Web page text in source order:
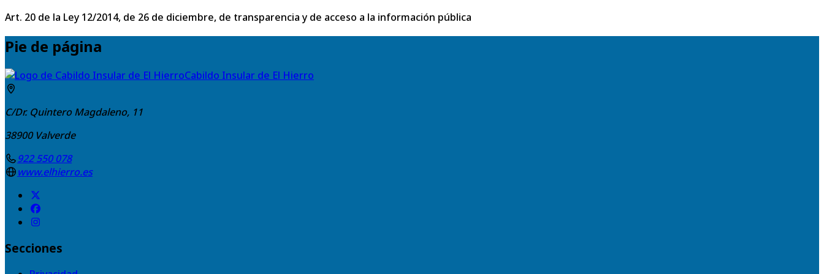
Art. 20 de la Ley 12/2014, de 26 de diciembre, de transparencia y de acceso a la información pública
Pie de página
Cabildo Insular de El Hierro
C/Dr. Quintero Magdaleno, 11
38900 Valverde
922 550 078
www.elhierro.es
Secciones